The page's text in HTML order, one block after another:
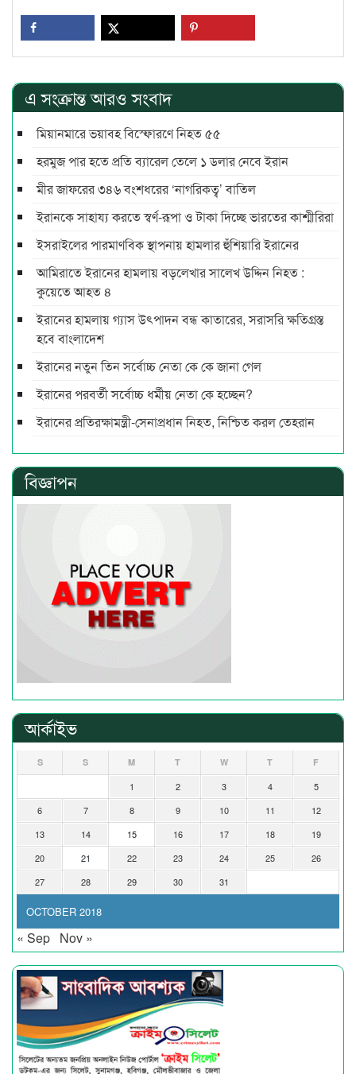
এ সংক্রান্ত আরও সংবাদ
মিয়ানমারে ভয়াবহ বিস্ফোরণে নিহত ৫৫
হরমুজ পার হতে প্রতি ব্যারেল তেলে ১ ডলার নেবে ইরান
মীর জাফরের ৩৪৬ বংশধরের ‘নাগরিকত্ব’ বাতিল
ইরানকে সাহায্য করতে স্বর্ণ-রূপা ও টাকা দিচ্ছে ভারতের কাশ্মীরিরা
ইসরাইলের পারমাণবিক স্থাপনায় হামলার হুঁশিয়ারি ইরানের
আমিরাতে ইরানের হামলায় বড়লেখার সালেখ উদ্দিন নিহত :
কুয়েতে আহত ৪
ইরানের হামলায় গ্যাস উৎপাদন বন্ধ কাতারের, সরাসরি ক্ষতিগ্রস্ত
হবে বাংলাদেশ
ইরানের নতুন তিন সর্বোচ্চ নেতা কে কে জানা গেল
ইরানের পরবর্তী সর্বোচ্চ ধর্মীয় নেতা কে হচ্ছেন?
ইরানের প্রতিরক্ষামন্ত্রী-সেনাপ্রধান নিহত, নিশ্চিত করল তেহরান
বিজ্ঞাপন
আর্কাইভ
OCTOBER 2018
S S M T W T F
1 2 3 4
5
6
7 8 9 10 11
12
13
14 15 16 17 18
19
20
21 22 23 24 25
26
27
28 29 30 31
« Sep Nov »